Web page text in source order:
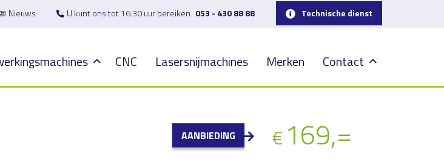
Technische dienst
Nieuws U kunt ons tot 16:30 uur bereiken 053 - 430 88 88
CNC Lasersnijmachines Merken Contact
AANBIEDING € 169,=